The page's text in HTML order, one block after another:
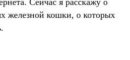
железной кошки, о которых